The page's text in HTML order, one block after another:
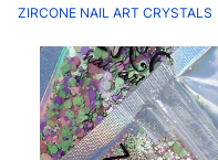
ZIRCONE NAIL ART CRYSTALS